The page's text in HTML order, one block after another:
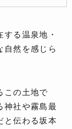
る温泉地・
自然を感じら
この土地で
神社や霧島最
と伝わる坂本